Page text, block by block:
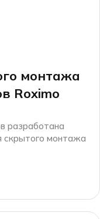
монтажа
Roximo
разработана
скрытого монтажа
редукторы
соединители
результате
профиль и